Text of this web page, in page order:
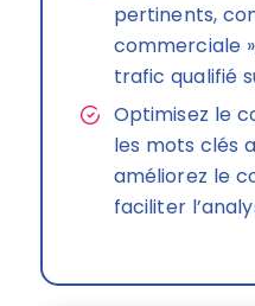
pertinents,
commerciale
trafic qualifié
Optimisez le
les mots clés
améliorez le
faciliter